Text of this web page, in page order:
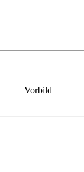
Vorbild